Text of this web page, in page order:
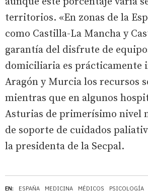
EN: ESPAÑA MEDICINA MÉDICOS PSICOLOGÍA
territorios. «En zonas de la
como Castilla-La Mancha y
garantía del disfrute de
domiciliaria es prácticamente
Aragón y Murcia los recursos
mientras que en algunos
Asturias de primerísimo nivel
de soporte de cuidados
la presidenta de la Secpal.